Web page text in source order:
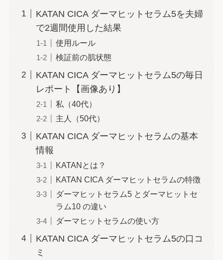
KATAN CICA ダーマヒットセラム5を夫婦
で2週間使用した結果
使用ルール
検証前の肌状態
KATAN CICA ダーマヒットセラム5の毎日
レポート【画像あり】
私（40代）
主人（50代）
KATAN CICA ダーマヒットセラムの基本
情報
KATANとは？
KATAN CICA ダーマヒットセラムの特徴
ダーマヒットセラム5 とダーマヒットセ
ラム10 の違い
ダーマヒットセラムの使い方
KATAN CICA ダーマヒットセラム5の口コ
ミ